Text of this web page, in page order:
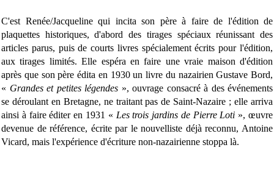
C'est Renée/Jacqueline qui incita son père à faire de l'édition de
plaquettes historiques, d'abord des tirages spéciaux réunissant des
articles parus, puis de courts livres spécialement écrits pour l'édition,
aux tirages limités. Elle espéra en faire une vraie maison d'édition
après que son père édita en 1930 un livre du nazairien Gustave Bord,
« Grandes et petites légendes », ouvrage consacré à des événements
se déroulant en Bretagne, ne traitant pas de Saint-Nazaire ; elle arriva
ainsi à faire éditer en 1931 « Les trois jardins de Pierre Loti », œuvre
devenue de référence, écrite par le nouvelliste déjà reconnu, Antoine
Vicard, mais l'expérience d'écriture non-nazairienne stoppa là.